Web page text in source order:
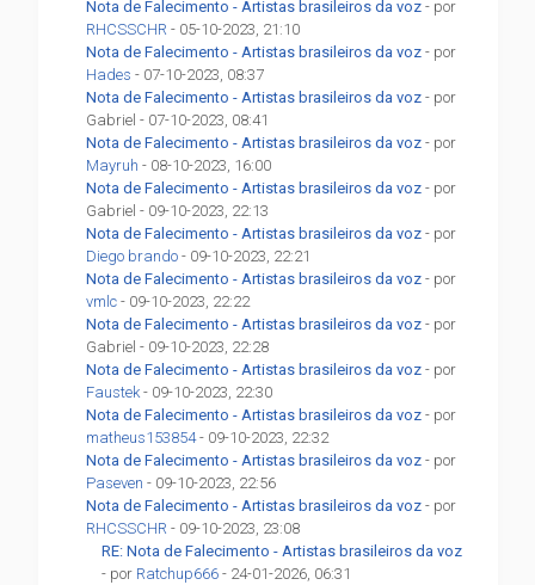
Nota de Falecimento - Artistas brasileiros da voz - por
RHCSSCHR - 05-10-2023, 21:10
Nota de Falecimento - Artistas brasileiros da voz - por
Hades - 07-10-2023, 08:37
Nota de Falecimento - Artistas brasileiros da voz - por
Gabriel - 07-10-2023, 08:41
Nota de Falecimento - Artistas brasileiros da voz - por
Mayruh - 08-10-2023, 16:00
Nota de Falecimento - Artistas brasileiros da voz - por
Gabriel - 09-10-2023, 22:13
Nota de Falecimento - Artistas brasileiros da voz - por
Diego brando - 09-10-2023, 22:21
Nota de Falecimento - Artistas brasileiros da voz - por
vmlc - 09-10-2023, 22:22
Nota de Falecimento - Artistas brasileiros da voz - por
Gabriel - 09-10-2023, 22:28
Nota de Falecimento - Artistas brasileiros da voz - por
Faustek- 09-10-2023, 22:30
Nota de Falecimento - Artistas brasileiros da voz - por
matheus153854- 09-10-2023, 22:32
Nota de Falecimento - Artistas brasileiros da voz - por
Paseven - 09-10-2023, 22:56
Nota de Falecimento - Artistas brasileiros da voz - por
RHCSSCHR - 09-10-2023, 23:08
RE: Nota de Falecimento - Artistas brasileiros da voz
- por Ratchup666 - 24-01-2026, 06:31